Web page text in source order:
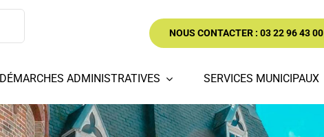
NOUS CONTACTER : 03 22 96 43 00
DÉMARCHES ADMINISTRATIVES SERVICES MUNICIPAUX